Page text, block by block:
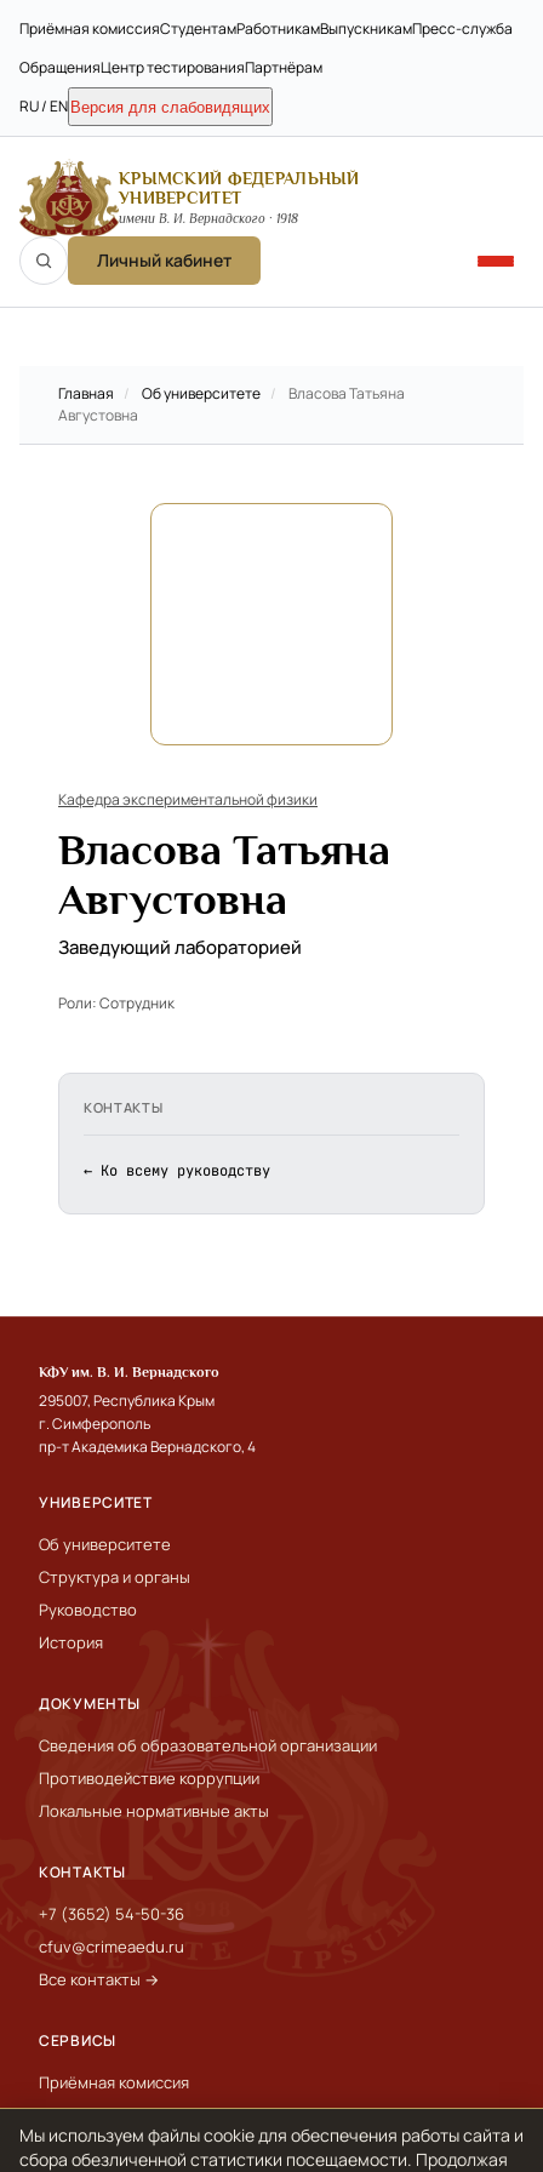
Приёмная комиссияСтудентамРаботникамВыпускникамПресс-служба
ОбращенияЦентр тестированияПартнёрам
RU / EN Версия для слабовидящих
КРЫМСКИЙ ФЕДЕРАЛЬНЫЙ
УНИВЕРСИТЕТ
имени В. И. Вернадского · 1918
Личный кабинет
Главная / Об университете /
Власова Татьяна
Августовна
Кафедра экспериментальной физики
Власова Татьяна
Августовна
Заведующий лабораторией
Роли:Сотрудник
КОНТАКТЫ
← Ко всему руководству
КФУ им. В. И. Вернадского
295007, Республика Крым
г. Симферополь
пр-т Академика Вернадского, 4
УНИВЕРСИТЕТ
Об университете
Структура и органы
Руководство
История
ДОКУМЕНТЫ
Сведения об образовательной организации
Противодействие коррупции
Локальные нормативные акты
КОНТАКТЫ
+7 (3652) 54-50-36
cfuv@crimeaedu.ru
Все контакты →
СЕРВИСЫ
Приёмная комиссия
Пресс-служба
International
Мы используем файлы cookie для обеспечения работы сайта и
сбора обезличенной статистики посещаемости. Продолжая